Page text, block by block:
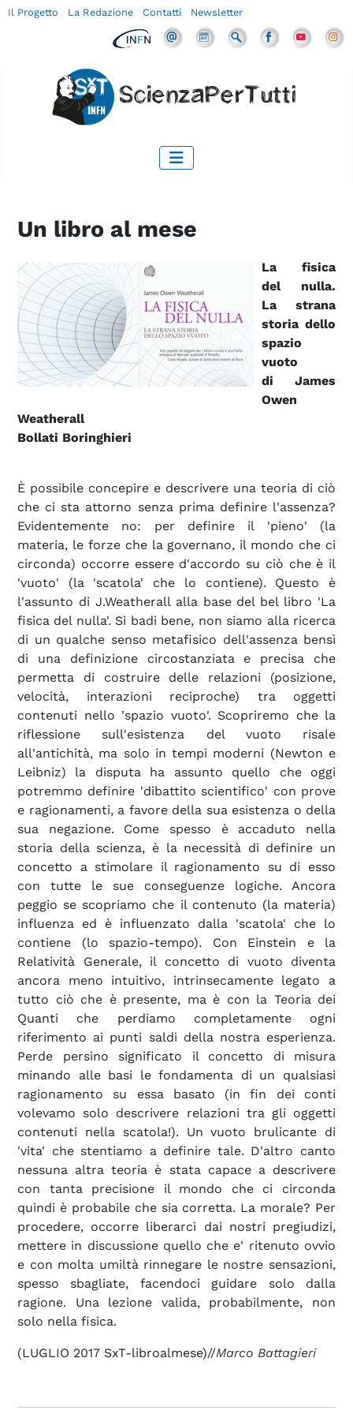
Il Progetto La Redazione Contatti Newsletter
Un libro al mese
La fisica
del nulla.
La strana
storia dello
spazio
vuoto
di James
Owen
Weatherall
Bollati Boringhieri
È possibile concepire e descrivere una teoria di ciò
che ci sta attorno senza prima definire l'assenza?
Evidentemente no: per definire il 'pieno' (la
materia, le forze che la governano, il mondo che ci
circonda) occorre essere d'accordo su ciò che è il
'vuoto' (la 'scatola' che lo contiene). Questo è
l'assunto di J.Weatherall alla base del bel libro 'La
fisica del nulla'. Si badi bene, non siamo alla ricerca
di un qualche senso metafisico dell'assenza bensì
di una definizione circostanziata e precisa che
permetta di costruire delle relazioni (posizione,
velocità, interazioni reciproche) tra oggetti
contenuti nello 'spazio vuoto'. Scopriremo che la
riflessione sull'esistenza del vuoto risale
all'antichità, ma solo in tempi moderni (Newton e
Leibniz) la disputa ha assunto quello che oggi
potremmo definire 'dibattito scientifico' con prove
e ragionamenti, a favore della sua esistenza o della
sua negazione. Come spesso è accaduto nella
storia della scienza, è la necessità di definire un
concetto a stimolare il ragionamento su di esso
con tutte le sue conseguenze logiche. Ancora
peggio se scopriamo che il contenuto (la materia)
influenza ed è influenzato dalla 'scatola' che lo
contiene (lo spazio-tempo). Con Einstein e la
Relatività Generale, il concetto di vuoto diventa
ancora meno intuitivo, intrinsecamente legato a
tutto ciò che è presente, ma è con la Teoria dei
Quanti che perdiamo completamente ogni
riferimento ai punti saldi della nostra esperienza.
Perde persino significato il concetto di misura
minando alle basi le fondamenta di un qualsiasi
ragionamento su essa basato (in fin dei conti
volevamo solo descrivere relazioni tra gli oggetti
contenuti nella scatola!). Un vuoto brulicante di
'vita' che stentiamo a definire tale. D'altro canto
nessuna altra teoria è stata capace a descrivere
con tanta precisione il mondo che ci circonda
quindi è probabile che sia corretta. La morale? Per
procedere, occorre liberarci dai nostri pregiudizi,
mettere in discussione quello che e' ritenuto ovvio
e con molta umiltà rinnegare le nostre sensazioni,
spesso sbagliate, facendoci guidare solo dalla
ragione. Una lezione valida, probabilmente, non
solo nella fisica.
(LUGLIO 2017 SxT-libroalmese)//Marco Battagieri